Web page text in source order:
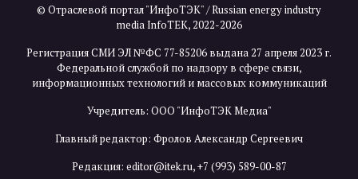
© Отраслевой портал "ИнфоТЭК" / Russian energy industry
media InfoTEK, 2022-2026
Регистрация СМИ ЭЛ №ФС 77-85206 выдана 27 апреля 2023 г.
Федеральной службой по надзору в сфере связи,
информационных технологий и массовых коммуникаций
Учредитель: ООО "ИнфоТЭК Медиа"
Главный редактор: Фролов Александр Сергеевич
Редакция: editor@itek.ru,+7 (993) 589-00-87